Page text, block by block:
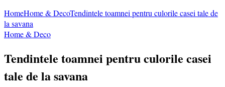
HomeHome & DecoTendintele toamnei pentru culorile casei tale de
la savana
Home & Deco
Tendintele toamnei pentru culorile casei
tale de la savana